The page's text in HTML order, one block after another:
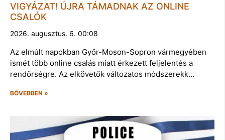
VIGYÁZAT! ÚJRA TÁMADNAK AZ ONLINE
CSALÓK
2026. augusztus. 6. 00:08
Az elmúlt napokban Győr-Moson-Sopron vármegyében
ismét több online csalás miatt érkezett feljelentés a
rendőrségre. Az elkövetők változatos módszerekk…
BŐVEBBEN »